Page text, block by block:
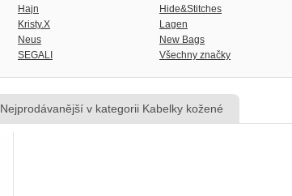
Hajn Hide&Stitches
Kristy.X Lagen
Neus New Bags
SEGALI Všechny značky
Nejprodávanější v kategorii Kabelky kožené